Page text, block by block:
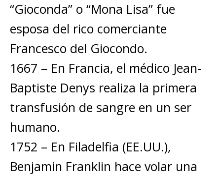
“Gioconda” o “Mona Lisa” fue
esposa del rico comerciante
Francesco del Giocondo.
1667 – En Francia, el médico Jean-
Baptiste Denys realiza la primera
transfusión de sangre en un ser
humano.
1752 – En Filadelfia (EE.UU.),
Benjamin Franklin hace volar una